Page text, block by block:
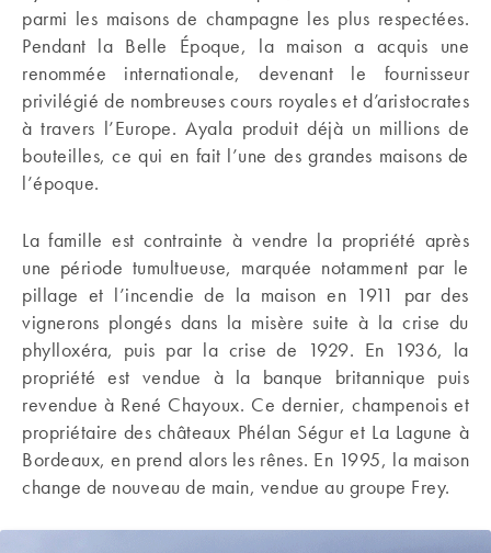
parmi les maisons de champagne les plus respectées.
Pendant la Belle Époque, la maison a acquis une
renommée internationale, devenant le fournisseur
privilégié de nombreuses cours royales et d’aristocrates
à travers l’Europe. Ayala produit déjà un millions de
bouteilles, ce qui en fait l’une des grandes maisons de
l’époque.
La famille est contrainte à vendre la propriété après
une période tumultueuse, marquée notamment par le
pillage et l’incendie de la maison en 1911 par des
vignerons plongés dans la misère suite à la crise du
phylloxéra, puis par la crise de 1929. En 1936, la
propriété est vendue à la banque britannique puis
revendue à René Chayoux. Ce dernier, champenois et
propriétaire des châteaux Phélan Ségur et La Lagune à
Bordeaux, en prend alors les rênes. En 1995, la maison
change de nouveau de main, vendue au groupe Frey.